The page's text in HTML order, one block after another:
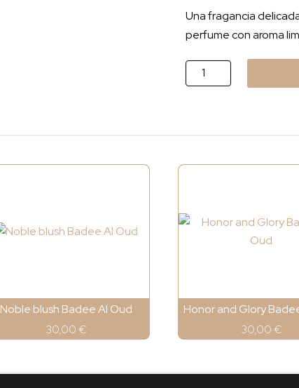
Una fragancia
perfume con aroma
Musk
Collection
Noble blush Badee Al Oud
30,00 €
Honor and Glory
30,00 €